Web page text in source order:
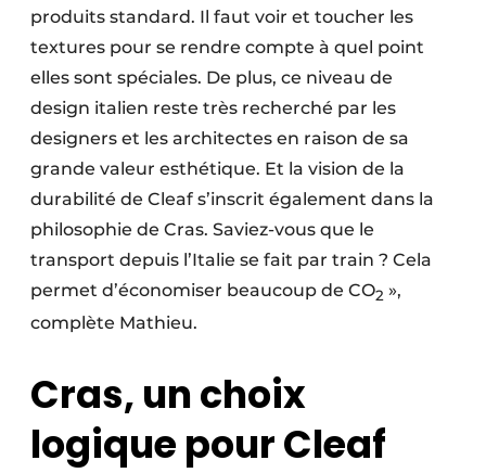
produits standard. Il faut voir et toucher les
textures pour se rendre compte à quel point
elles sont spéciales. De plus, ce niveau de
design italien reste très recherché par les
designers et les architectes en raison de sa
grande valeur esthétique. Et la vision de la
durabilité de Cleaf s’inscrit également dans la
philosophie de Cras. Saviez-vous que le
transport depuis l’Italie se fait par train ? Cela
permet d’économiser beaucoup de CO2 »,
complète Mathieu.
Cras, un choix
logique pour Cleaf